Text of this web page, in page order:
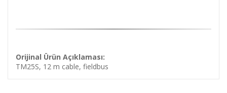
Orijinal Ürün Açıklaması:
TM25S, 12 m cable, fieldbus